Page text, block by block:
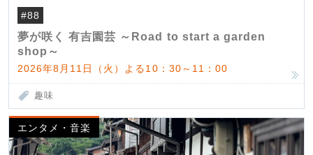
#88
夢が咲く 有吉園芸 ～Road to start a garden
shop～
2026年8月11日（火）よる10：30～11：00
趣味
エンタメ・音楽